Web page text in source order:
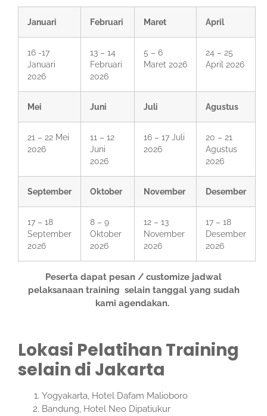
Januari Februari Maret April
16 -17
Januari
2026
13 – 14
Februari
2026
5 – 6
Maret 2026
24 – 25
April 2026
Mei Juni Juli Agustus
21 – 22 Mei
2026
11 – 12
Juni
2026
16 – 17 Juli
2026
20 – 21
Agustus
2026
September Oktober November Desember
17 – 18
September
2026
8 – 9
Oktober
2026
12 – 13
November
2026
17 – 18
Desember
2026
Peserta dapat pesan / customize jadwal
pelaksanaan training selain tanggal yang sudah
kami agendakan.
Lokasi Pelatihan Training
selain di Jakarta
Yogyakarta, Hotel Dafam Malioboro
Bandung, Hotel Neo Dipatiukur